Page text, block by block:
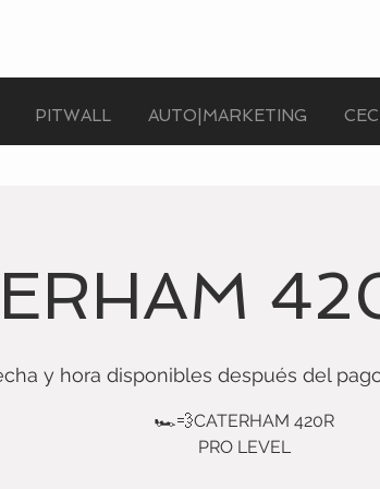
PITWALL AUTO|MARKETING
y hora disponibles después del
🏎💨CATERHAM 420R
PRO LEVEL